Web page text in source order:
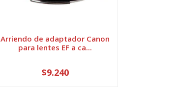
Arriendo de adaptador Canon
para lentes EF a ca...
$9.240